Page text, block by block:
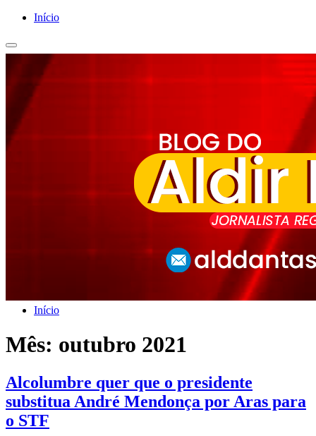
Início
Início
Mês: outubro 2021
Alcolumbre quer que o presidente
substitua André Mendonça por Aras para
o STF